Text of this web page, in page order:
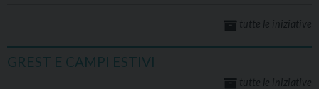
tutte le iniziative
GREST E CAMPI ESTIVI
tutte le iniziative